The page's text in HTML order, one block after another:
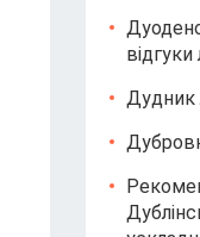
відгуки
Дудник